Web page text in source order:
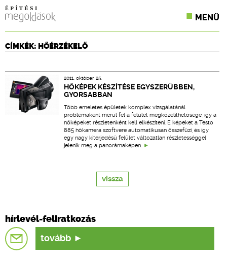
MENÜ
KONFERENCIÁK
CPR TERMÉKKIÍRÁS
ÉPÍTÉSI JOG
ONLINE KÉPZÉSEK
TERVEZÉSI SEGÉDLETEK
CÍMKÉK: HŐÉRZÉKELŐ
2011. október 25.
HŐKÉPEK KÉSZÍTÉSE EGYSZERŰBBEN,
GYORSABBAN
Több emeletes épületek komplex vizsgálatánál
problémaként merül fel a felület megközelíthetősége, így a
hőképeket részletenként kell elkészíteni. E képeket a Testo
885 hőkamera szoftvere automatikusan összefűzi, és így
egy nagy kiterjedésű felület változatlan részletességgel
jelenik meg a panorámaképen.
vissza
hírlevél-feliratkozás
tovább